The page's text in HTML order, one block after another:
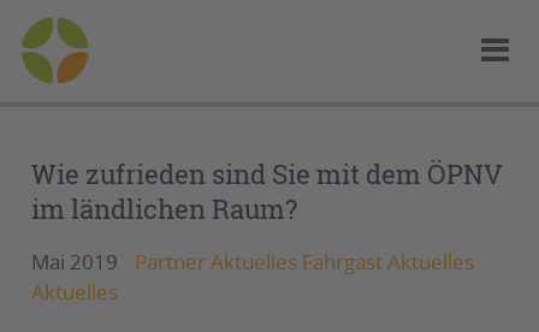
Wie zufrieden sind Sie mit dem ÖPNV
im ländlichen Raum?
Mai 2019
Partner Aktuelles Fahrgast Aktuelles
Aktuelles